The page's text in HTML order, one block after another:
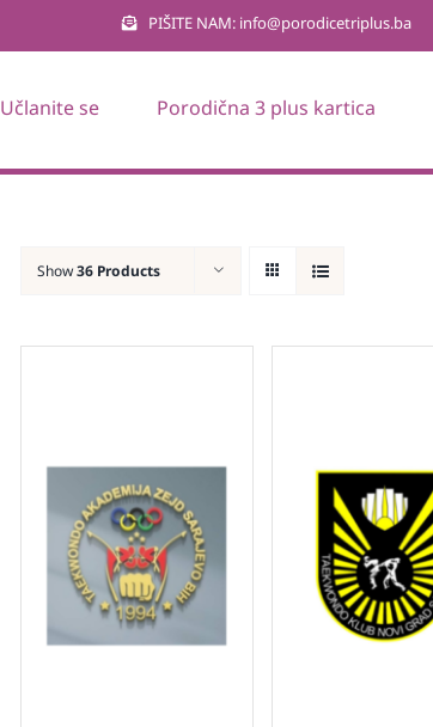
PIŠITE NAM: info@porodicetriplus.ba
Učlanite se Porodična 3 plus kartica
Show36 Products